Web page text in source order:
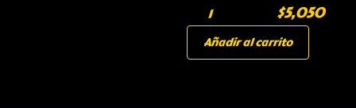
$5,050
Añadir al carrito